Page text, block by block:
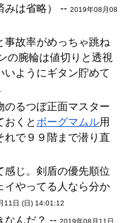
みは省略） --2019年08月08
事故率がめっちゃ跳ね
の腕輪は値切りと透視
いようにギタン貯めて
のるつぼ正面マスター
おくと ボーグマムル用
れで９９階まで潜り直
感じ。剣盾の優先順位
イやってる人なら分か
11日 (日) 14:01:12
なんだ？ --2019年08月11日